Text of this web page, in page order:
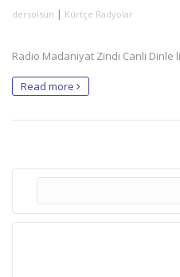
dersolsun | Kürtçe Radyolar
Radio Madaniyat Zindi Canli Dinle
Read more
Arama: